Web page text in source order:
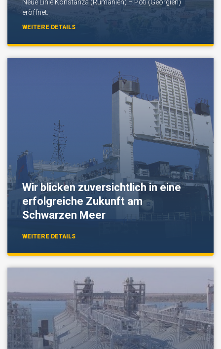
Neue Linie Konstanza (Rumänien) – Poti (Georgien)
eröffnet.
WEITERE DETAILS
Wir blicken zuversichtlich in eine
erfolgreiche Zukunft am
Schwarzen Meer
WEITERE DETAILS